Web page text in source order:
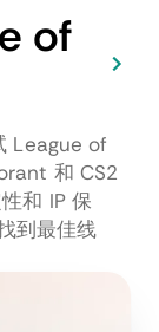
of
League of
和 CS2
和 IP 保
到最佳线